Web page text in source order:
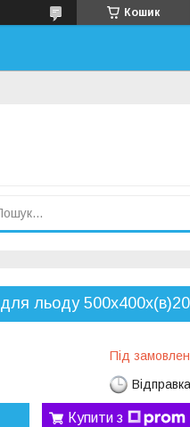
Кошик
для льоду
Під
Купити з